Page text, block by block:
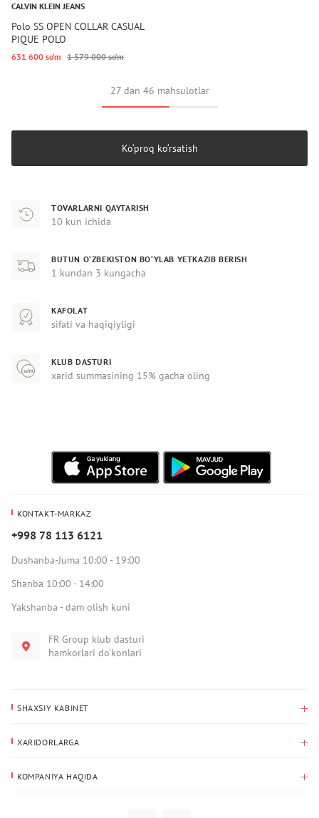
CALVIN KLEIN JEANS
Polo SS OPEN COLLAR CASUAL
PIQUE POLO
631 600 so‘m 1 579 000 so‘m
27 dan 46 mahsulotlar
Ko‘proq ko‘rsatish
TOVARLARNI QAYTARISH
10 kun ichida
BUTUN O‘ZBEKISTON BO‘YLAB YETKAZIB BERISH
1 kundan 3 kungacha
KAFOLAT
sifati va haqiqiyligi
KLUB DASTURI
xarid summasining 15% gacha oling
KONTAKT-MARKAZ
+998 78 113 6121
Dushanba-Juma 10:00 - 19:00
Shanba 10:00 - 14:00
Yakshanba - dam olish kuni
FR Group klub dasturi
hamkorlari do‘konlari
SHAXSIY KABINET
Yetkazib berish manzili
XARIDORLARGA
KOMPANIYA HAQIDA